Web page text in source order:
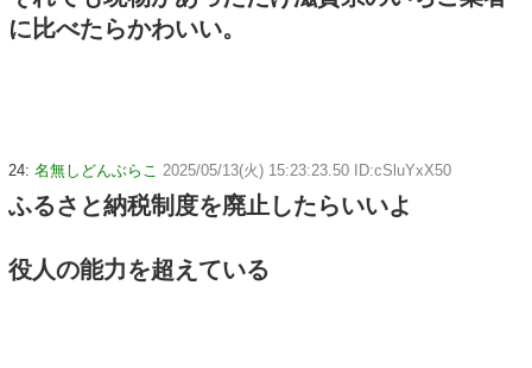
に比べたらかわいい。
24: 名無しどんぶらこ 2025/05/13(火) 15:23:23.50 ID:cSluYxX50
ふるさと納税制度を廃止したらいいよ
役人の能力を超えている